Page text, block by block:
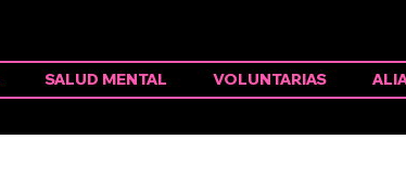
SALUD MENTAL VOLUNTARIAS